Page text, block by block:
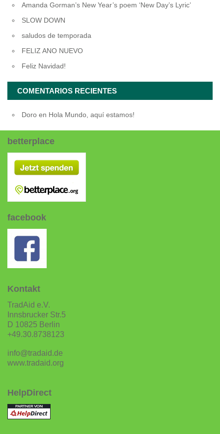
Amanda Gorman’s New Year’s poem ‘New Day’s Lyric’
SLOW DOWN
saludos de temporada
FELIZ ANO NUEVO
Feliz Navidad!
COMENTARIOS RECIENTES
Doro en Hola Mundo, aquí estamos!
betterplace
facebook
Kontakt
TradAid e.V.
Innsbrucker Str.5
D 10825 Berlin
+49.30.8738123
info@tradaid.de
www.tradaid.org
HelpDirect